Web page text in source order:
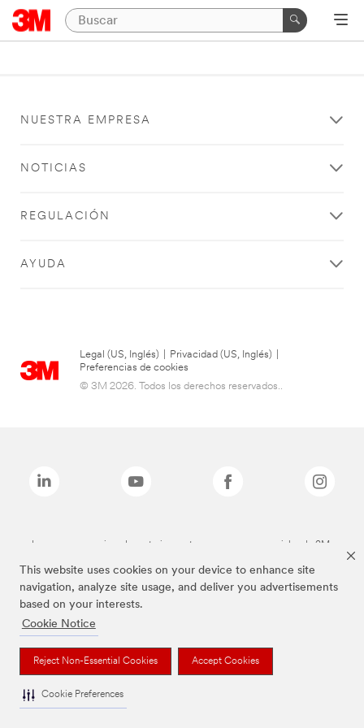
This website uses cookies on your device to enhance site
navigation, analyze site usage, and deliver you advertisements
based on your interests.
Cookie Notice
Reject Non-Essential Cookies Accept Cookies
Cookie Preferences
NUESTRA EMPRESA
NOTICIAS
REGULACIÓN
AYUDA
Legal (US, Inglés) Privacidad (US, Inglés)
Preferencias de cookies
© 3M 2026. Todos los derechos reservados..
Las marcas mencionadas anteriormente son marcas comerciales de 3M.